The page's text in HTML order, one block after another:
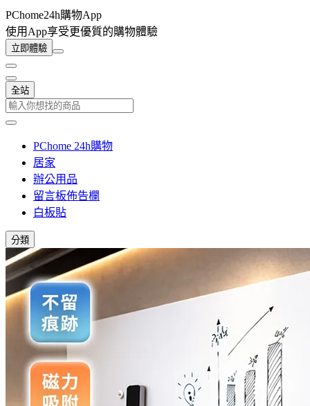
PChome24h購物App
使用App享受更優質的購物體驗
立即體驗
全站
PChome 24h購物
居家
辦公用品
留言板佈告欄
白板貼
分類